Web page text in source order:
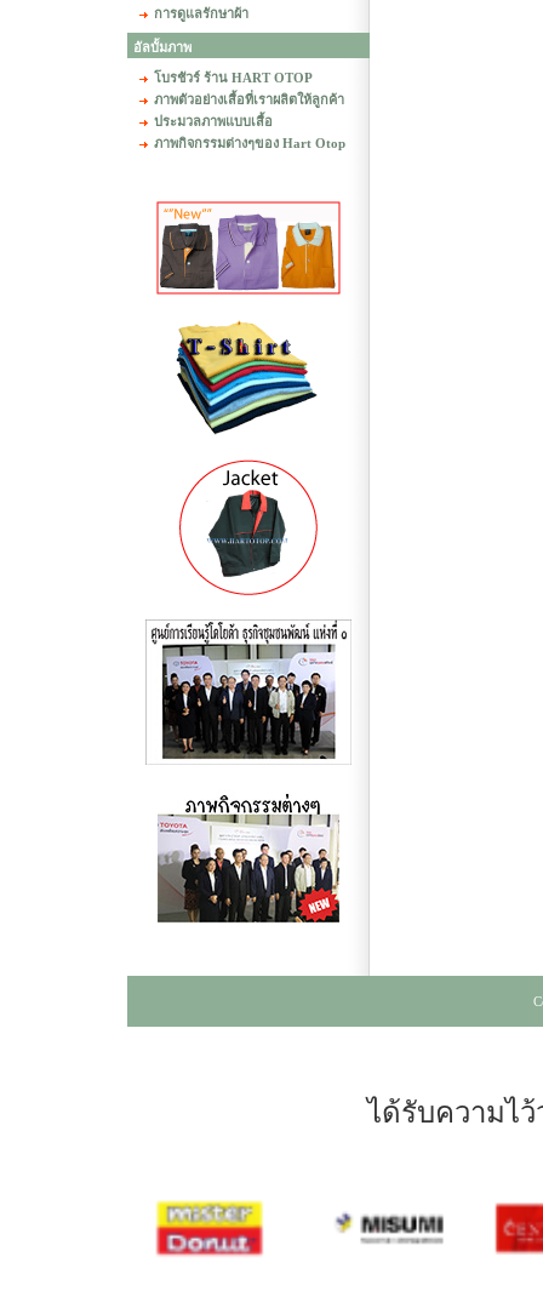
การดูแลรักษาผ้า
อัลบั้มภาพ
โบรชัวร์ ร้าน HART OTOP
ภาพตัวอย่างเสื้อที่เราผลิตให้ลูกค้า
ประมวลภาพแบบเสื้อ
ภาพกิจกรรมต่างๆของ Hart Otop
ได้รับความไ